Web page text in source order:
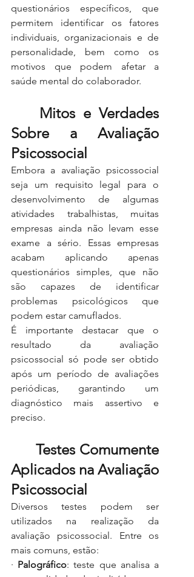
questionários específicos, que
permitem identificar os fatores
individuais, organizacionais e de
personalidade, bem como os
motivos que podem afetar a
saúde mental do colaborador.
Sobre a Avaliação
Psicossocial
Embora a avaliação psicossocial
seja um requisito legal para o
desenvolvimento de algumas
atividades trabalhistas, muitas
empresas ainda não levam esse
exame a sério. Essas empresas
acabam aplicando apenas
questionários simples, que não
são capazes de identificar
problemas psicológicos que
podem estar camuflados.
É importante destacar que o
resultado da avaliação
psicossocial só pode ser obtido
após um período de avaliações
periódicas, garantindo um
diagnóstico mais assertivo e
preciso.
Aplicados na Avaliação
Psicossocial
Diversos testes podem ser
utilizados na realização da
avaliação psicossocial. Entre os
mais comuns, estão:
· Palográfico: teste que analisa a